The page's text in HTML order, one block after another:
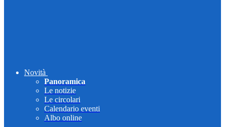
Novità
Panoramica
Le notizie
Le circolari
Calendario eventi
Albo online